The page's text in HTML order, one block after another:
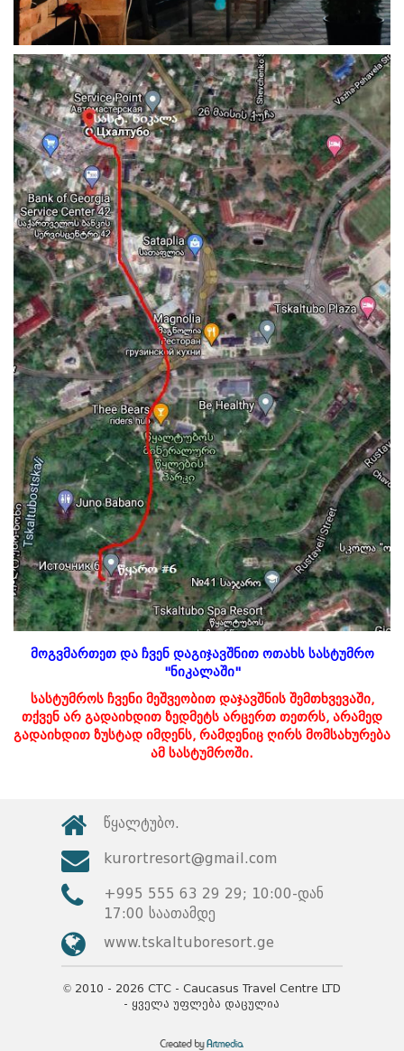
მოგვმართეთ და ჩვენ დაგიჯავშნით ოთახს სასტუმრო
"ნიკალაში"
სასტუმროს ჩვენი მეშვეობით დაჯავშნის შემთხვევაში,
თქვენ არ გადაიხდით ზედმეტს არცერთ თეთრს, არამედ
გადაიხდით ზუსტად იმდენს, რამდენიც ღირს მომსახურება
ამ სასტუმროში.